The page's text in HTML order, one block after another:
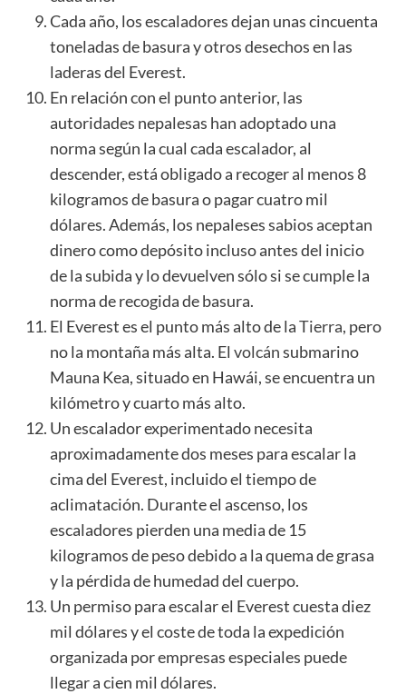
Cada año, los escaladores dejan unas cincuenta
toneladas de basura y otros desechos en las
laderas del Everest.
En relación con el punto anterior, las
autoridades nepalesas han adoptado una
norma según la cual cada escalador, al
descender, está obligado a recoger al menos 8
kilogramos de basura o pagar cuatro mil
dólares. Además, los nepaleses sabios aceptan
dinero como depósito incluso antes del inicio
de la subida y lo devuelven sólo si se cumple la
norma de recogida de basura.
El Everest es el punto más alto de laTierra, pero
no la montaña más alta. El volcánsubmarino
Mauna Kea, situado en Hawái, se encuentra un
kilómetro y cuarto más alto.
Un escalador experimentado necesita
aproximadamente dos meses para escalar la
cima del Everest, incluido el tiempo de
aclimatación. Durante el ascenso, los
escaladores pierden una media de 15
kilogramos de peso debido a la quema de grasa
y la pérdida de humedad del cuerpo.
Un permiso para escalar el Everest cuesta diez
mil dólares y el coste de toda la expedición
organizada por empresas especiales puede
llegar a cien mil dólares.